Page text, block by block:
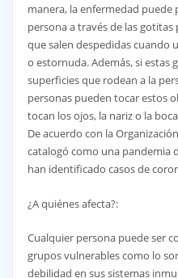
manera, la enfermedad puede
persona a través de las
que salen despedidas cuando
o estornuda. Además, si estas
superficies que rodean a la
personas pueden tocar estos
tocan los ojos, la nariz o la
De acuerdo con la
catalogó como una pandemia
han identificado casos de
¿A quiénes afecta?:
Cualquier persona puede ser
grupos vulnerables como lo
debilidad en sus sistemas